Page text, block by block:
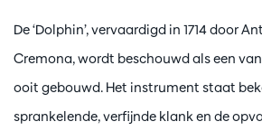
De ‘Dolphin’, vervaardigd in 1714 door
Cremona, wordt beschouwd als een
ooit gebouwd. Het instrument staat
sprankelende, verfijnde klank en de